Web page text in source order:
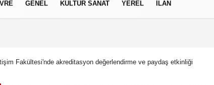
İlkeleri
GENEL KÜLTÜR SANAT YEREL İLAN
Fakültesi'nde akreditasyon değerlendirme ve paydaş etkinliği